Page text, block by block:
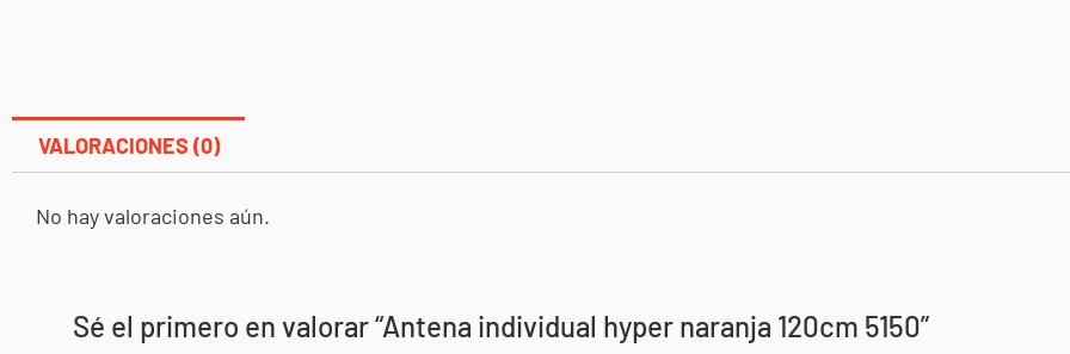
VALORACIONES (0)
No hay valoraciones aún.
Sé el primero en valorar “Antena individual hyper naranja 120cm 5150”